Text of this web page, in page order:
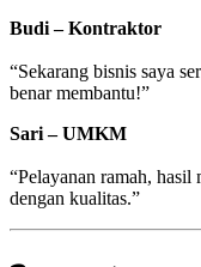
Budi – Kontraktor
“Sekarang bisnis saya
benar membantu!”
Sari – UMKM
“Pelayanan ramah, hasil
dengan kualitas.”